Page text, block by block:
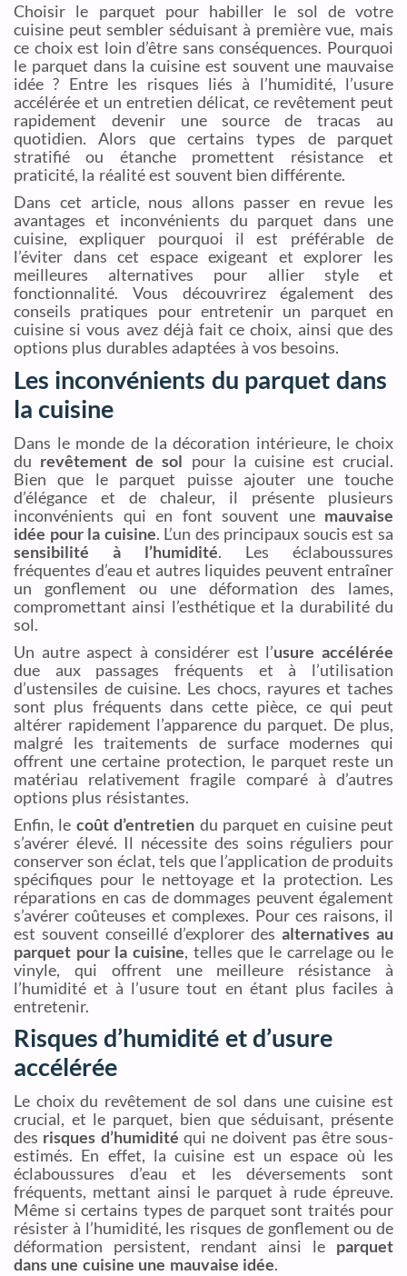
Choisir le parquet pour habiller le sol de votre
cuisine peut sembler séduisant à première vue, mais
ce choix est loin d’être sans conséquences. Pourquoi
le parquet dans la cuisine est souvent une mauvaise
idée ? Entre les risques liés à l’humidité, l’usure
accélérée et un entretien délicat, ce revêtement peut
rapidement devenir une source de tracas au
quotidien. Alors que certains types de parquet
stratifié ou étanche promettent résistance et
praticité, la réalité est souvent bien différente.
Dans cet article, nous allons passer en revue les
avantages et inconvénients du parquet dans une
cuisine, expliquer pourquoi il est préférable de
l’éviter dans cet espace exigeant et explorer les
meilleures alternatives pour allier style et
fonctionnalité. Vous découvrirez également des
conseils pratiques pour entretenir un parquet en
cuisine si vous avez déjà fait ce choix, ainsi que des
options plus durables adaptées à vos besoins.
Les inconvénients du parquet dans
la cuisine
Dans le monde de la décoration intérieure, le choix
du revêtement de sol pour la cuisine est crucial.
Bien que le parquet puisse ajouter une touche
d’élégance et de chaleur, il présente plusieurs
inconvénients qui en font souvent une mauvaise
idée pour la cuisine. L’un des principaux soucis est sa
sensibilité à l’humidité. Les éclaboussures
fréquentes d’eau et autres liquides peuvent entraîner
un gonflement ou une déformation des lames,
compromettant ainsi l’esthétique et la durabilité du
sol.
Un autre aspect à considérer est l’usure accélérée
due aux passages fréquents et à l’utilisation
d’ustensiles de cuisine. Les chocs, rayures et taches
sont plus fréquents dans cette pièce, ce qui peut
altérer rapidement l’apparence du parquet. De plus,
malgré les traitements de surface modernes qui
offrent une certaine protection, le parquet reste un
matériau relativement fragile comparé à d’autres
options plus résistantes.
Enfin, le coût d’entretien du parquet en cuisine peut
s’avérer élevé. Il nécessite des soins réguliers pour
conserver son éclat, tels que l’application de produits
spécifiques pour le nettoyage et la protection. Les
réparations en cas de dommages peuvent également
s’avérer coûteuses et complexes. Pour ces raisons, il
est souvent conseillé d’explorer desalternatives au
parquet pour la cuisine, telles que le carrelage ou le
vinyle, qui offrent une meilleure résistance à
l’humidité et à l’usure tout en étant plus faciles à
entretenir.
Risques d’humidité et d’usure
accélérée
Le choix du revêtement de sol dans une cuisine est
crucial, et le parquet, bien que séduisant, présente
des risques d’humidité qui ne doivent pas être sous-
estimés. En effet, la cuisine est un espace où les
éclaboussures d’eau et les déversements sont
fréquents, mettant ainsi le parquet à rude épreuve.
Même si certains types de parquet sont traités pour
résister à l’humidité, les risques de gonflement ou de
déformation persistent, rendant ainsi le parquet
dans une cuisine une mauvaise idée.